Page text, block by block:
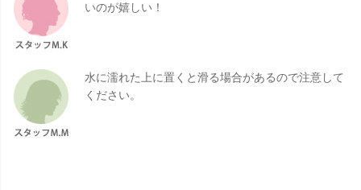
いのが嬉しい！
水に濡れた上に置くと滑る場合があるので注意して
ください。